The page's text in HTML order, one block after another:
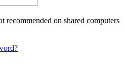
recommended on shared computers